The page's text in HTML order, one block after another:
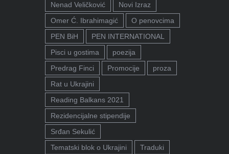
Nenad Veličković
Novi Izraz
Omer Ć. Ibrahimagić
O penovcima
PEN BiH
PEN INTERNATIONAL
Pisci u gostima
poezija
Predrag Finci
Promocije
proza
Rat u Ukrajini
Reading Balkans 2021
Rezidencijalne stipendije
Srđan Sekulić
Tematski blok o Ukrajini
Traduki